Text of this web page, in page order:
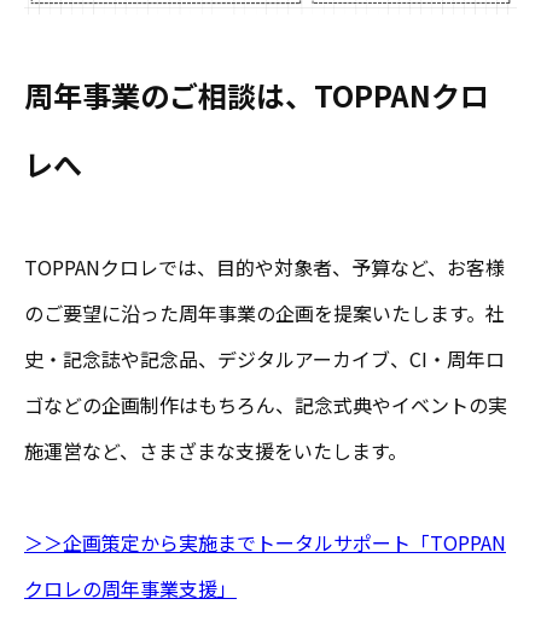
周年事業のご相談は、TOPPANクロ
レへ
TOPPANクロレでは、目的や対象者、予算など、お客様
のご要望に沿った周年事業の企画を提案いたします。社
史・記念誌や記念品、デジタルアーカイブ、CI・周年ロ
ゴなどの企画制作はもちろん、記念式典やイベントの実
施運営など、さまざまな支援をいたします。
＞＞企画策定から実施までトータルサポート「TOPPAN
クロレの周年事業支援」